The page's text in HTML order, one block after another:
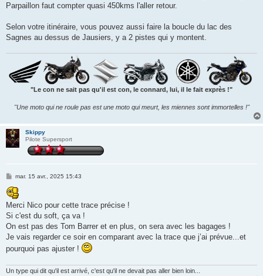
Parpaillon faut compter quasi 450kms l'aller retour.
Selon votre itinéraire, vous pouvez aussi faire la boucle du lac des
Sagnes au dessus de Jausiers, y a 2 pistes qui y montent.
"Le con ne sait pas qu'il est con, le connard, lui, il le fait exprès !"
"Une moto qui ne roule pas est une moto qui meurt, les miennes sont immortelles !"
Skippy
Pilote Supersport
M
s
s
a
e
mar. 15 avr., 2025 15:43
Merci Nico pour cette trace précise !
Si c'est du soft, ça va !
On est pas des Tom Barrer et en plus, on sera avec les bagages !
Je vais regarder ce soir en comparant avec la trace que j’ai prévue...et
pourquoi pas ajuster !
Un type qui dit qu'il est arrivé, c'est qu'il ne devait pas aller bien loin...